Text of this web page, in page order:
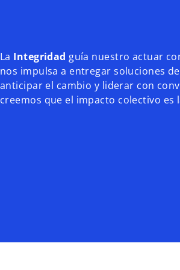
La Integridad guía nuestro actuar
nos impulsa a entregar soluciones
anticipar el cambio y liderar con
creemos que el impacto colectivo es